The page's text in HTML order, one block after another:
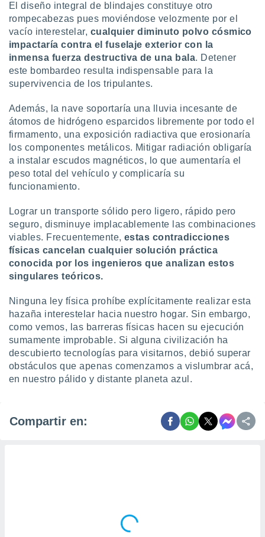
El diseño integral de blindajes constituye otro
rompecabezas pues moviéndose velozmente por el
vacío interestelar, cualquier diminuto polvo cósmico
impactaría contra el fuselaje exterior con la
inmensa fuerza destructiva de una bala. Detener
este bombardeo resulta indispensable para la
supervivencia de los tripulantes.
Además, la nave soportaría una lluvia incesante de
átomos de hidrógeno esparcidos libremente por todo el
firmamento, una exposición radiactiva que erosionaría
los componentes metálicos. Mitigar radiación obligaría
a instalar escudos magnéticos, lo que aumentaría el
peso total del vehículo y complicaría su
funcionamiento.
Lograr un transporte sólido pero ligero, rápido pero
seguro, disminuye implacablemente las combinaciones
viables. Frecuentemente, estas contradicciones
físicas cancelan cualquier solución práctica
conocida por los ingenieros que analizan estos
singulares teóricos.
Ninguna ley física prohíbe explícitamente realizar esta
hazaña interestelar hacia nuestro hogar. Sin embargo,
como vemos, las barreras físicas hacen su ejecución
sumamente improbable. Si alguna civilización ha
descubierto tecnologías para visitarnos, debió superar
obstáculos que apenas comenzamos a vislumbrar acá,
en nuestro pálido y distante planeta azul.
Compartir en: